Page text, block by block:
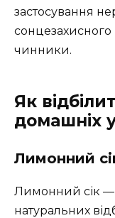
застосування
чинники.
Як
домашніх
Лимонний
Лимонний сік —
натуральних